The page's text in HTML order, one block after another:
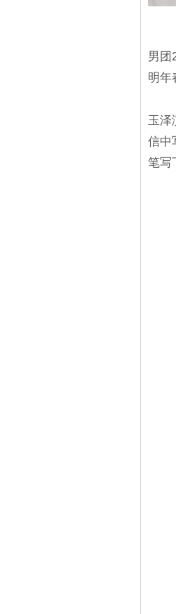
男团
明年
玉泽
信中
笔写